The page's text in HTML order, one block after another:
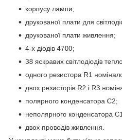
корпусу лампи;
друкованої плати для
друкованої плати живлення;
4-х діодів 4700;
38 яскравих світлодіодів
одного резистора R1
двох резисторів R2 і R3
полярного конденсатора С2;
неполярного конденсатора
двох проводів живлення.